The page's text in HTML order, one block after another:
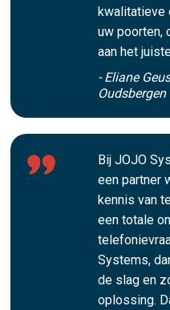
kwalitatieve
uw poorten,
aan het
- Eliane
Oudsbergen
Bij JOJO
een partner
kennis van
een totale
Systems,
de slag en
oplossing.